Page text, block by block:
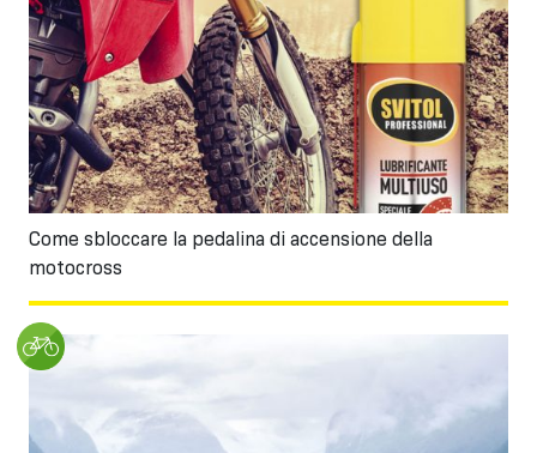
Come sbloccare la pedalina di accensione della
motocross